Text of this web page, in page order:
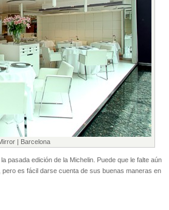
| Barcelona
pasada edición de la Michelin. Puede que le falte aún
es fácil darse cuenta de sus buenas maneras en